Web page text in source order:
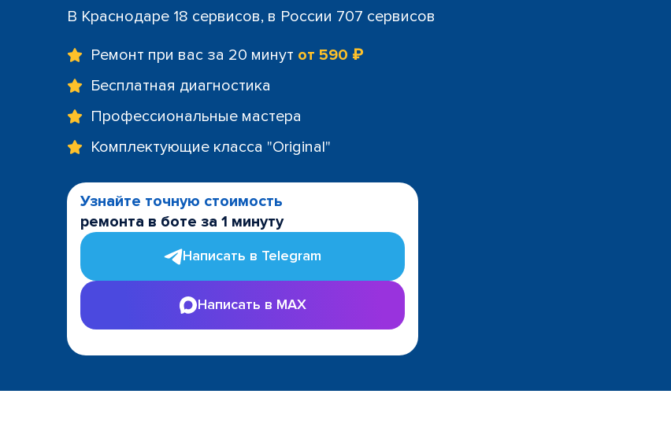
В Краснодаре 18 сервисов, в России 707 сервисов
Ремонт при вас за 20 минут от 590 ₽
Бесплатная диагностика
Профессиональные мастера
Комплектующие класса "Original"
Узнайте точную стоимость
ремонта в боте за 1 минуту
Написать в Telegram
Написать в MAX